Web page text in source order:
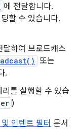
에 전달합니다.
할 수 있습니다.
달하여 브로드캐스
또는
.
를 실행할 수 있습
)
인텐트 필터 문서